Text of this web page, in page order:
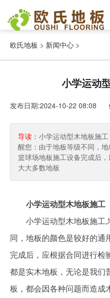
欧氏地板 > 新闻中心 >
小学运动
发布日期:2024-10-22 08:08
导读： 小学运动型木地板施
醒您：由于地板等级不同，
篮球场地板施工设备完成后
大大多数地板
小学运动型木地板施工
小学运动型木地板施工,
同，地板的颜色是较好的通
完成后，应根据合同进行检
都是实木地板，无论是我们
板，都会因各种问题而造成